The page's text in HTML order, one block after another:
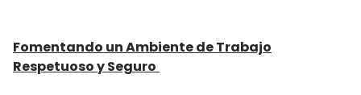
Fomentando un Ambiente de Trabajo
Respetuoso y Seguro